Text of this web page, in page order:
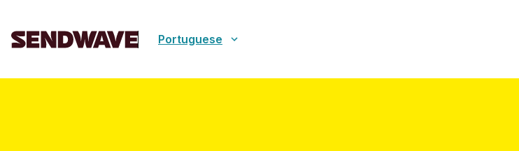
Portuguese